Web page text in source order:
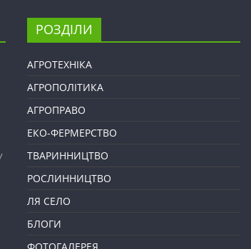
РОЗДІЛИ
АГРОТЕХНІКА
АГРОПОЛІТИКА
АГРОПРАВО
ЕКО-ФЕРМЕРСТВО
ТВАРИННИЦТВО
РОСЛИННИЦТВО
ЛЯ СЕЛО
БЛОГИ
ФОТОГАЛЕРЕЯ